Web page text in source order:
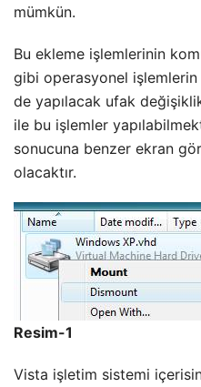
mümkün.
Bu ekleme işlemlerinin
gibi operasyonel
de yapılacak ufak
ile bu işlemler
sonucuna benzer ekran
olacaktır.
Resim-1
Vista işletim sistemi